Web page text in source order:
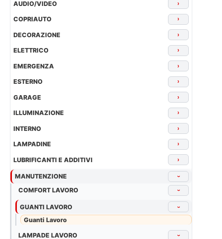
AUDIO/VIDEO ›
COPRIAUTO ›
DECORAZIONE ›
ELETTRICO ›
EMERGENZA ›
ESTERNO ›
GARAGE ›
ILLUMINAZIONE ›
INTERNO ›
LAMPADINE ›
LUBRIFICANTI E ADDITIVI ›
MANUTENZIONE ›
COMFORT LAVORO ›
GUANTI LAVORO ›
Guanti Lavoro
LAMPADE LAVORO ›